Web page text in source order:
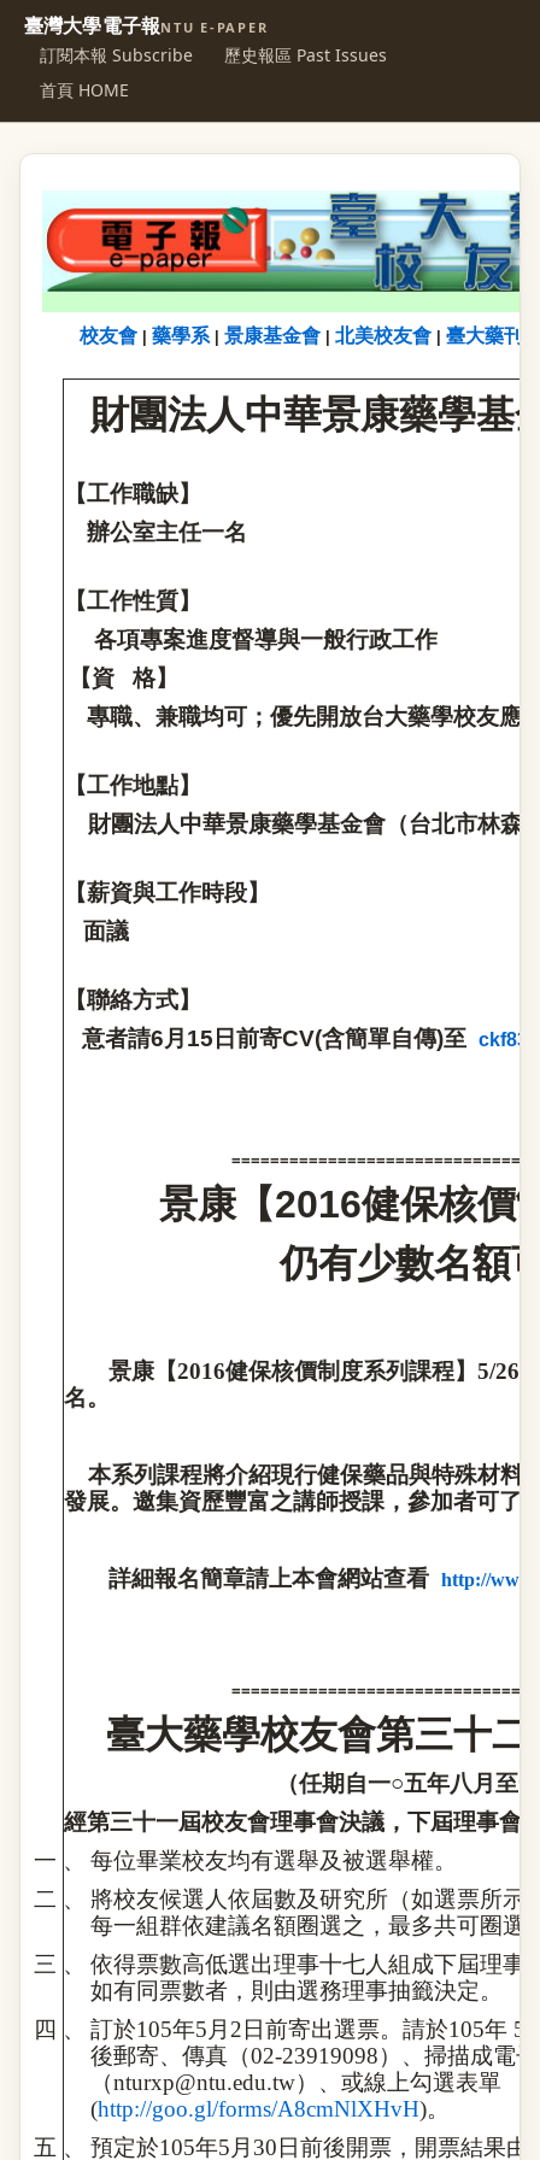
臺灣大學電子報NTU E-PAPER
訂閱本報 Subscribe
歷史報區 Past Issues
首頁 HOME
校友會 藥學系| 景康基金會 北美校友會 臺大藥刊
財團法人中華景康藥學基
【工作職缺】
辦公室主任一名
【工作性質】
各項專案進度督導與一般行政工作
【資
格】
專職、兼職均可；優先開放台大藥學校友應
【工作地點】
財團法人中華景康藥學基金會（台北市林森
【薪資與工作時段】
面議
【聯絡方式】
意者請6月 15 日前寄CV(含簡單自傳)至
景康【2016健保核價
仍有少數名額
景康【2016健保核價制度系列課程】 5/
名。
本系列課程將介紹現行健保藥品與特殊材料
發展。邀集資歷豐富之講師授課，參加者可了
詳細報名簡章請上本會網站查看 http://
臺大藥學校友會第三十
（任期自一○五年八月至
經第三十一屆校友會理事會決議，下屆理事會
一 、
每位畢業校友均有選舉及被選舉權。
二 、
將校友候選人依屆數及研究所（如選票所示
每一組群依建議名額圈選之，最多共可圈選
三 、
依得票數高低選出理事十七人組成下屆理事
如有同票數者，則由選務理事抽籤決定。
四 、 訂於105年5 月 2 日前寄出選票。請於105年5
後郵寄、傳真（02-23919098）、掃描成電
（nturxp@ntu.edu.tw）、或線上勾選表單
(http://goo.gl/forms/A8cmNlXHvH)。
五 、 預定於105年5 月 30 日前後開票，開票結果